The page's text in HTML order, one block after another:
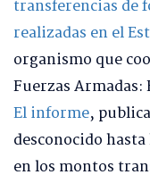
transferencias de
realizadas en el
organismo que
Fuerzas
El informe,
desconocido
en los montos